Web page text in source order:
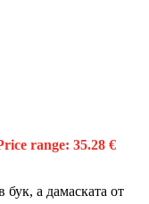
range: 35.28 €
а дамаската от